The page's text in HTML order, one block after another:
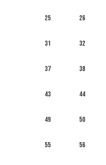
25 26
31 32
37 38
43 44
49 50
55 56